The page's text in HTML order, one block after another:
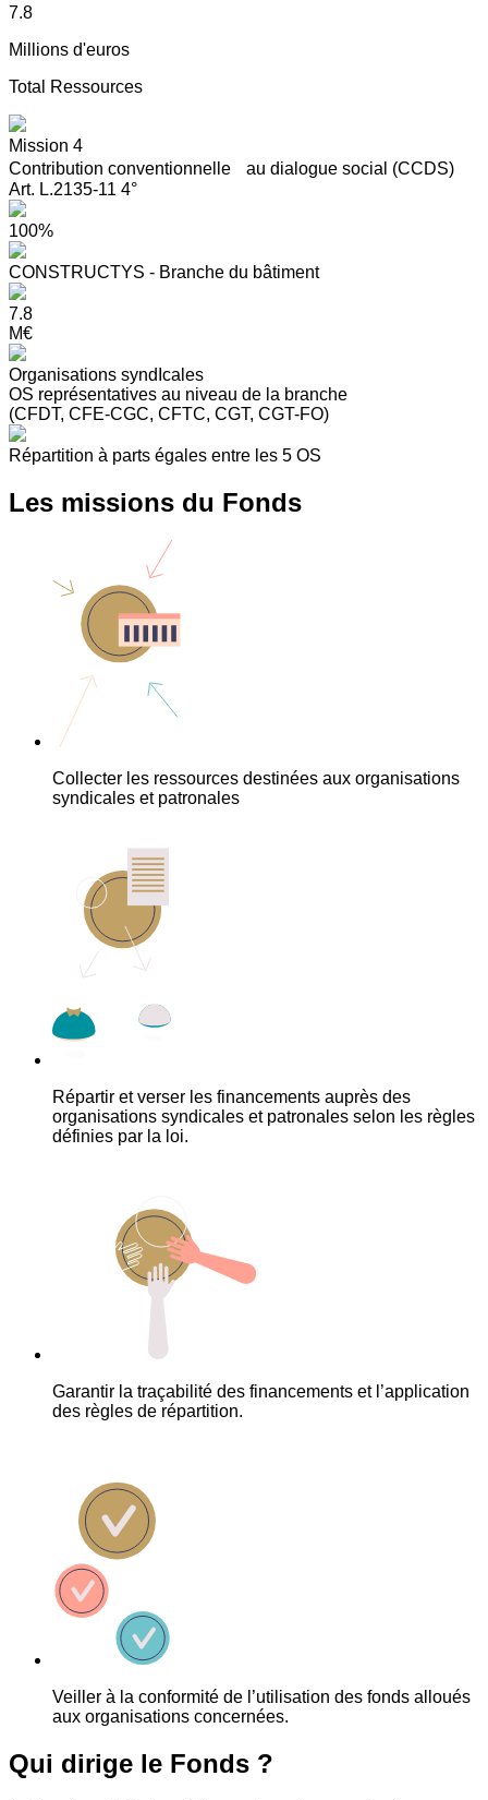
7.8
Millions d'euros
Total Ressources
Mission 4
Contribution conventionnelle au dialogue social (CCDS)
Art. L.2135-11 4°
100%
CONSTRUCTYS - Branche du bâtiment
7.8
M€
Organisations syndIcales
OS représentatives au niveau de la branche
(CFDT, CFE-CGC, CFTC, CGT, CGT-FO)
Répartition à parts égales entre les 5 OS
Les missions du Fonds
Collecter les ressources destinées aux organisations
syndicales et patronales
Répartir et verser les financements auprès des
organisations syndicales et patronales selon les règles
définies par la loi.
Garantir la traçabilité des financements et l’application
des règles de répartition.
Veiller à la conformité de l’utilisation des fonds alloués
aux organisations concernées.
Qui dirige le Fonds ?